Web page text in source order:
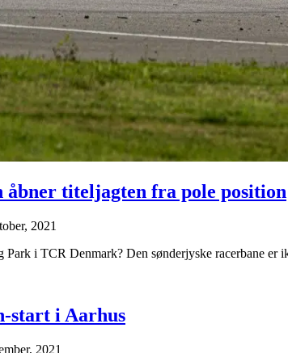
åbner titeljagten fra pole position
2021
Park i TCR Denmark? Den sønderjyske racerbane er
start i Aarhus
2021